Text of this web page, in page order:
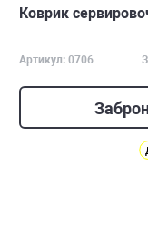
Коврик
Артикул: 0706